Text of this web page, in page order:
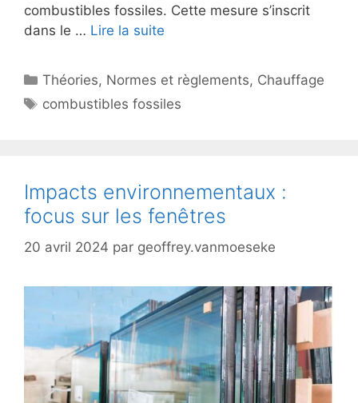
combustibles fossiles. Cette mesure s’inscrit
dans le … Lire la suite
Catégories
Théories, Normes et règlements, Chauffage
Étiquettes
combustibles fossiles
Impacts environnementaux :
focus sur les fenêtres
20 avril 2024 par geoffrey.vanmoeseke